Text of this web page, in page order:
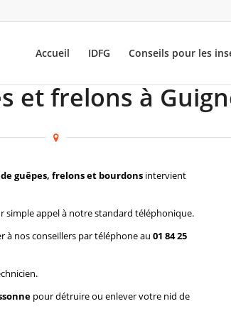
Accueil IDFG Conseils pour les
et frelons à
guêpes, frelons et bourdons intervient
simple appel à notre standard téléphonique.
à nos conseillers par téléphone au 01 84 25
pour détruire ou enlever votre nid de